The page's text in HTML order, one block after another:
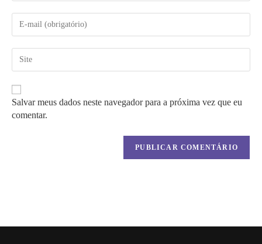
ou
nome
de
usuário
para
comentar
seu
de
mail
para
comentar
do
seu
site
(opcional)
Salvar meus dados neste navegador para a próxima vez que eu
comentar.